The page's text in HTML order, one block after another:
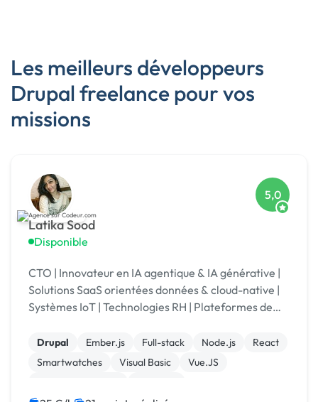
Les meilleurs développeurs
Drupal freelance pour vos
missions
Latika Sood
Disponible
5,0
CTO | Innovateur en IA agentique & IA générative |
Solutions SaaS orientées données & cloud-native |
Systèmes IoT | Technologies RH | Plateformes de
Drupal Ember.js Full-stack Node.js
React
Smartwatches
Visual Basic
Vue.JS